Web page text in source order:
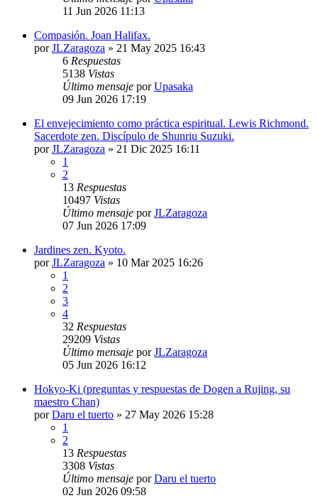
11 Jun 2026 11:13
Compasión. Joan Halifax.
porJLZaragoza » 21 May 2025 16:43
6 Respuestas
5138 Vistas
Último mensaje porUpasaka
09 Jun 2026 17:19
El envejecimiento como práctica espiritual. Lewis Richmond.
Sacerdote zen. Discípulo de Shunriu Suzuki.
porJLZaragoza » 21 Dic 2025 16:11
1
2
13 Respuestas
10497 Vistas
Último mensaje porJLZaragoza
07 Jun 2026 17:09
Jardines zen. Kyoto.
porJLZaragoza » 10 Mar 2025 16:26
1
2
3
4
32 Respuestas
29209 Vistas
Último mensaje porJLZaragoza
05 Jun 2026 16:12
Hokyo-Ki (preguntas y respuestas de Dogen a Rujing, su
maestro Chan)
porDaru el tuerto » 27 May 2026 15:28
1
2
13 Respuestas
3308 Vistas
Último mensaje porDaru el tuerto
02 Jun 2026 09:58